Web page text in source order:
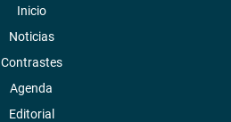
Inicio
Noticias
Contrastes
Agenda
Editorial